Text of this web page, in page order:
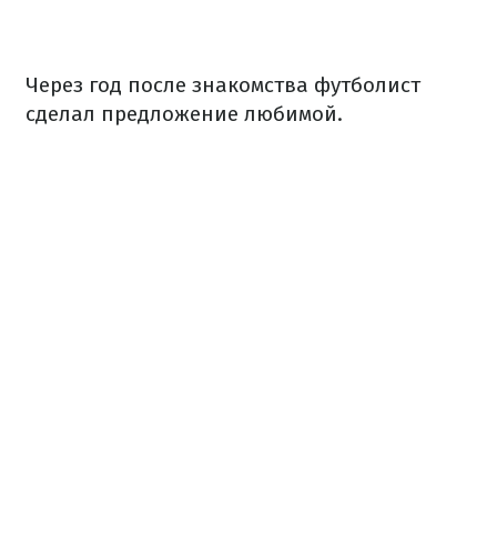
Через год после знакомства футболист
сделал предложение любимой.